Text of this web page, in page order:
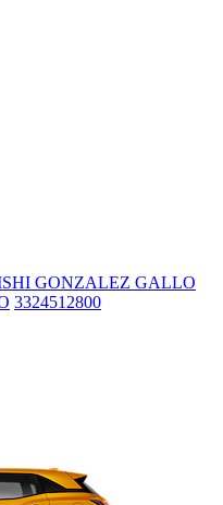
GONZALEZ GALLO
3324512800